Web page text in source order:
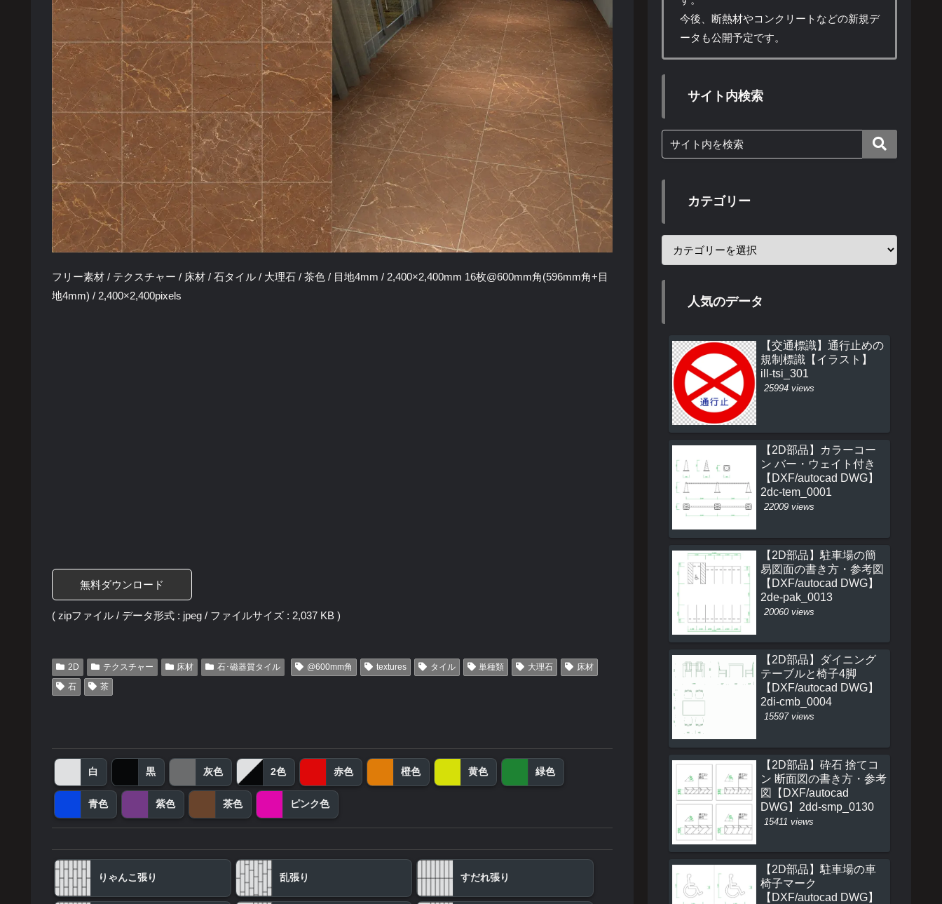
フリー素材 / テクスチャー / 床材 / 石タイル / 大理石 / 茶色 / 目地4mm / 2,400×2,400mm 16枚@600mm角(596mm角+目
地4mm) / 2,400×2,400pixels
無料ダウンロード
( zipファイル / データ形式 : jpeg / ファイルサイズ : 2,037 KB )
2D テクスチャー 床材 石･磁器質タイル @600mm角 textures タイル 単種類 大理石
床材
石
茶
白 黒 灰色 2色 赤色 橙色 黄色 緑色
青色 紫色 茶色 ピンク色
りゃんこ張り 乱張り すだれ張り
今後、断熱材やコンクリートなどの新規デ
ータも公開予定です。
サイト内検索
カテゴリー
人気のデータ
【交通標識】通行止めの
規制標識【イラスト】
ill-tsi_301
25994 views
【2D部品】カラーコー
ン バー・ウェイト付き
【DXF/autocad DWG】
2dc-tem_0001
22009 views
【2D部品】駐車場の簡
易図面の書き方・参考図
【DXF/autocad DWG】
2de-pak_0013
20060 views
【2D部品】ダイニング
テーブルと椅子4脚
【DXF/autocad DWG】
2di-cmb_0004
15597 views
【2D部品】砕石 捨てコ
ン 断面図の書き方・参考
図【DXF/autocad
DWG】2dd-smp_0130
15411 views
【2D部品】駐車場の車
椅子マーク
【DXF/autocad DWG】